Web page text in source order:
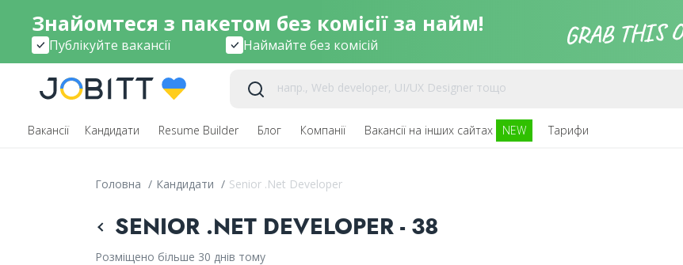
Знайомтеся з пакетом без комісії за найм!
Публікуйте вакансії Наймайте без комісій
Вакансії Кандидати Resume Builder Блог Компанії Вакансії на інших сайтах NEW Тарифи
Головна / Кандидати / Senior .Net Developer
SENIOR .NET DEVELOPER - 38
Розміщено більше 30 днів тому